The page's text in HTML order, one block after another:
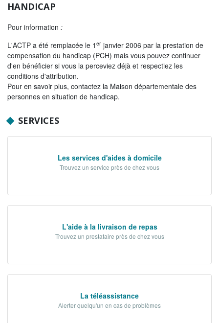
Les services en ligne
Magazine La Sarthe
Contacter le Département
NOS ACTIONS
Solidarité, autonomie et santé
Développement des territoires,
agriculture, développement durable et
Usages et services numériques en
Infrastructures routières, mobilités et
réseaux électriques
enseignement supérieur
HANDICAP
Pour information :
L'ACTP a été remplacée le 1 er janvier 2006 par la prestation de
compensation du handicap (PCH) mais vous pouvez continuer
d'en bénéficier si vous la perceviez déjà et respectiez les
conditions d'attribution.
Pour en savoir plus, contactez la Maison départementale des
personnes en situation de handicap.
SERVICES
Les services d'aides à domicile
Trouvez un service près de chez vous
L'aide à la livraison de repas
Trouvez un prestataire près de chez vous
La téléassistance
Alerter quelqu'un en cas de problèmes